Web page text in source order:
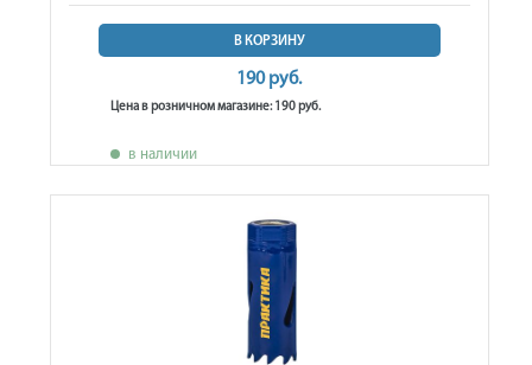
В КОРЗИНУ
190 руб.
Цена в розничном магазине: 190 руб.
в наличии